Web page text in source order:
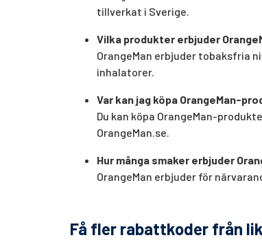
tillverkat i Sverige.
Vilka produkter erbjuder
OrangeMan erbjuder tobaksfria
inhalatorer.
Var kan jag köpa OrangeMan-
Du kan köpa OrangeMan-
OrangeMan.se.
Hur många smaker erbjuder
OrangeMan erbjuder för
Få fler rabattkoder från